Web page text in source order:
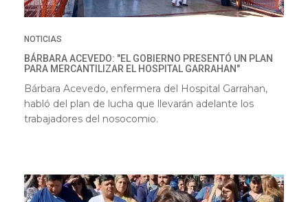
NOTICIAS
BÁRBARA ACEVEDO: "EL GOBIERNO PRESENTÓ UN PLAN
PARA MERCANTILIZAR EL HOSPITAL GARRAHAN"
Bárbara Acevedo, enfermera del Hospital Garrahan,
habló del plan de lucha que llevarán adelante los
trabajadores del nosocomio.